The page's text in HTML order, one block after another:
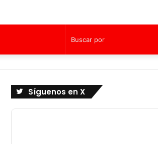
Síguenos en X